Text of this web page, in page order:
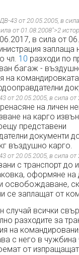
43 от 20.05.2005, в
от 01.08.2008">2
в сила от
заплаща
чл. 10 разходи по
багаж -
на
от 20.05.2005, в сила от
на личен
на карго извън
представени
документи
въздушно карго.
от 20.05.2005, в сила от
с транспорт до
оформяне на
освобождаване,
се заплащат от
случай всички
разходите за
на
с него в чужбина
от